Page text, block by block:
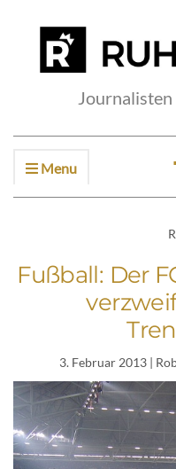
Journalisten
Menu
Fußball: Der
3. Februar 2013 |